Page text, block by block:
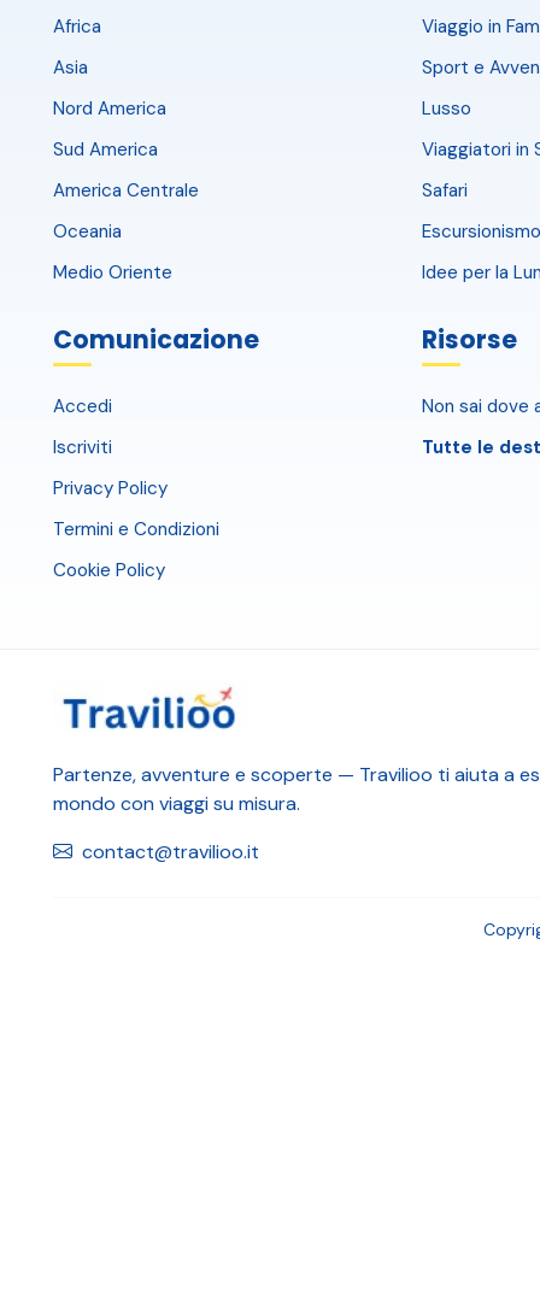
Africa
Asia
Nord America
Sud America
America Centrale
Oceania
Medio Oriente
Viaggio in
Sport e
Lusso
Viaggiatori in
Safari
Idee per la
Comunicazione
Accedi
Iscriviti
Privacy Policy
Termini e Condizioni
Cookie Policy
Risorse
Non sai dove
Tutte le
Partenze, avventure e scoperte — Travilioo ti aiuta a
mondo con viaggi su misura.
contact@travilioo.it